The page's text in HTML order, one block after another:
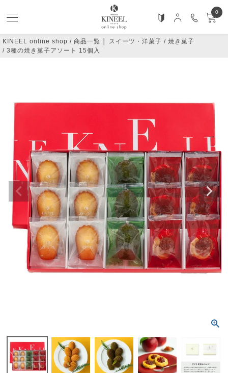
0
KINEEL online shop 商品一覧 │ スイーツ・洋菓子
焼き菓子
3種の焼き菓子アソート 15個入